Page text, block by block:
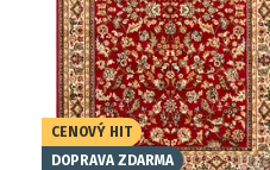
CENOVÝ HIT
DOPRAVA ZDARMA